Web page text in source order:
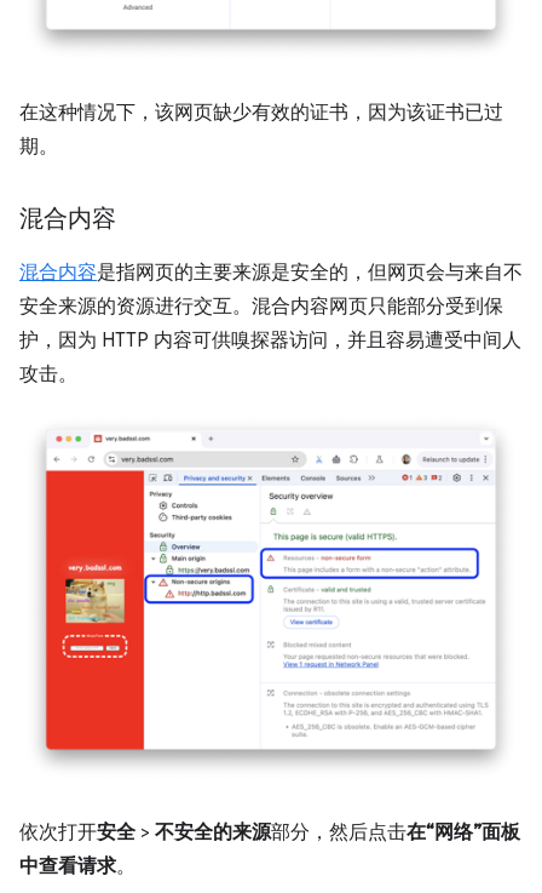
在这种情况下，该网页缺少有效的证书，因为该证书已过
期。
混合内容
混合内容是指网页的主要来源是安全的，但网页会与来自不
安全来源的资源进行交互。混合内容网页只能部分受到保
护，因为 HTTP 内容可供嗅探器访问，并且容易遭受中间人
攻击。
依次打开安全 > 不安全的来源部分，然后点击在“网络”面板
中查看请求。